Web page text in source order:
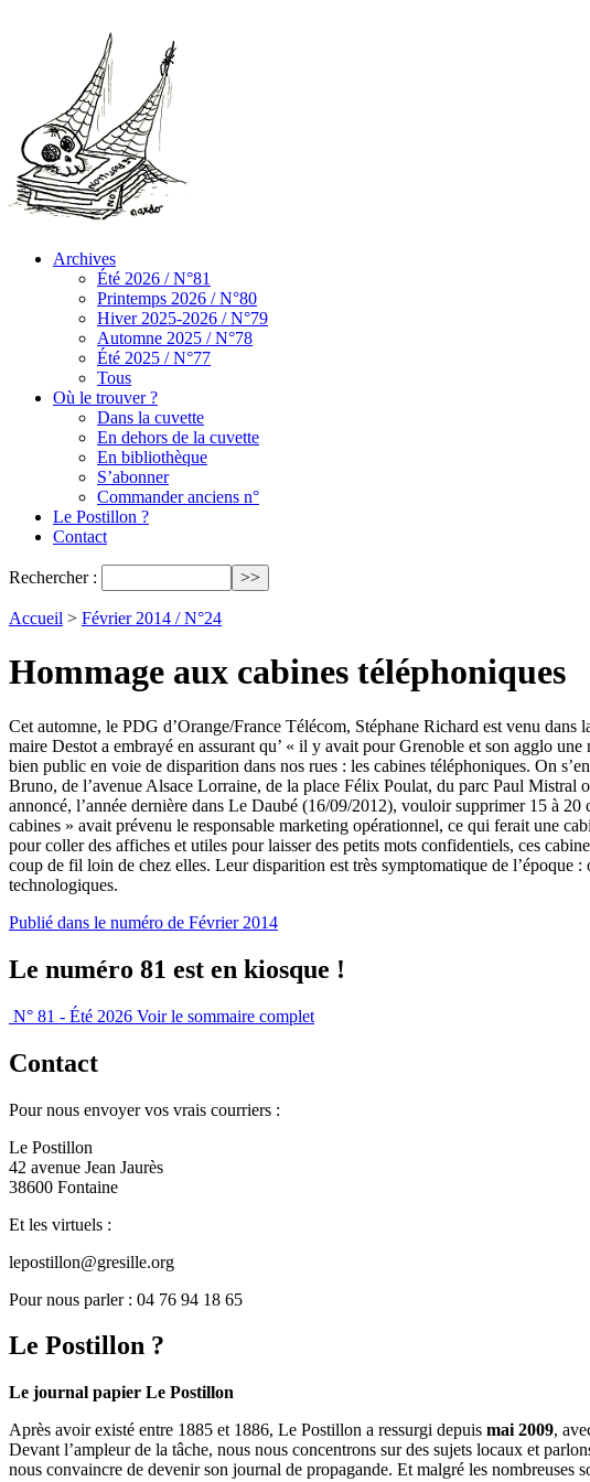
Archives
Été 2026 / N°81
Printemps 2026 / N°80
Hiver 2025-2026 / N°79
Automne 2025 / N°78
Été 2025 / N°77
Tous
Où le trouver ?
Dans la cuvette
En dehors de la cuvette
En bibliothèque
S’abonner
Commander anciens n°
Le Postillon ?
Contact
Rechercher :
Accueil > Février 2014 / N°24
Hommage aux cabines téléphoniques
Cet automne, le PDG d’Orange/France Télécom, Stéphane Richard est venu
maire Destot a embrayé en assurant qu’ « il y avait pour Grenoble et son agglo
bien public en voie de disparition dans nos rues : les cabines téléphoniques. On
Bruno, de l’avenue Alsace Lorraine, de la place Félix Poulat, du parc Paul Mistral
annoncé, l’année dernière dans Le Daubé (16/09/2012), vouloir supprimer 15 à
cabines » avait prévenu le responsable marketing opérationnel, ce qui ferait une
pour coller des affiches et utiles pour laisser des petits mots confidentiels, ces
coup de fil loin de chez elles. Leur disparition est très symptomatique de l’époque
technologiques.
Publié dans le numéro de Février 2014
Le numéro 81 est en kiosque !
N° 81 - Été 2026 Voir le sommaire complet
Contact
Pour nous envoyer vos vrais courriers :
Le Postillon
42 avenue Jean Jaurès
38600 Fontaine
Et les virtuels :
lepostillon@gresille.org
Pour nous parler : 04 76 94 18 65
Le Postillon ?
Le journal papier Le Postillon
Après avoir existé entre 1885 et 1886, Le Postillon a ressurgi depuis mai 2009,
Devant l’ampleur de la tâche, nous nous concentrons sur des sujets locaux et
nous convaincre de devenir son journal de propagande. Et malgré les nombreuses